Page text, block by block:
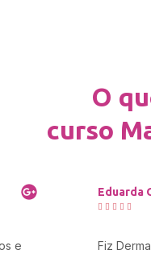
O
curso
cristiane
    